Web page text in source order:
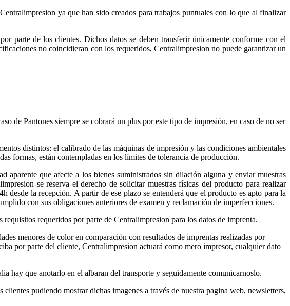
ya que han sido creados para trabajos puntuales con lo que al finalizar
parte de los clientes. Dichos datos se deben transferir únicamente conforme con el
no coincidieran con los requeridos, Centralimpresion no puede garantizar un
de Pantones siempre se cobrará un plus por este tipo de impresión, en caso de no ser
distintos: el calibrado de las máquinas de impresión y las condiciones ambientales
formas, están contempladas en los límites de tolerancia de producción.
que afecte a los bienes suministrados sin dilación alguna y enviar muestras
se reserva el derecho de solicitar muestras físicas del producto para realizar
desde la recepción. A partir de ese plazo se entenderá que el producto es apto para la
con sus obligaciones anteriores de examen y reclamación de imperfecciones.
requeridos por parte de Centralimpresion para los datos de imprenta.
menores de color en comparación con resultados de imprentas realizadas por
por parte del cliente, Centralimpresion actuará como mero impresor, cualquier dato
hay que anotarlo en el albaran del transporte y seguidamente comunicarnoslo.
pudiendo mostrar dichas imagenes a través de nuestra pagina web, newsletters,